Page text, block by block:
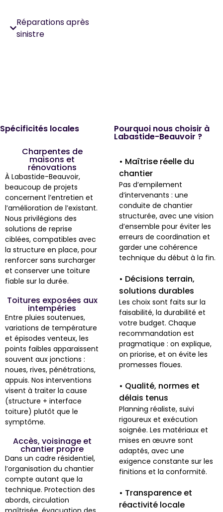
Réparations après
sinistre
Spécificités locales
Charpentes de
maisons et
rénovations
À Labastide-Beauvoir,
beaucoup de projets
concernent l’entretien et
l’amélioration de l’existant.
Nous privilégions des
solutions de reprise
ciblées, compatibles avec
la structure en place, pour
renforcer sans surcharger
et conserver une toiture
fiable sur la durée.
Toitures exposées aux
intempéries
Entre pluies soutenues,
variations de température
et épisodes venteux, les
points faibles apparaissent
souvent aux jonctions :
noues, rives, pénétrations,
appuis. Nos interventions
visent à traiter la cause
(structure + interface
toiture) plutôt que le
symptôme.
Accès, voisinage et
chantier propre
Dans un cadre résidentiel,
l’organisation du chantier
compte autant que la
technique. Protection des
abords, circulation
Pourquoi nous choisir à
Labastide-Beauvoir ?
• Maîtrise réelle du
chantier
Pas d’empilement
d’intervenants : une
conduite de chantier
structurée, avec une vision
d’ensemble pour éviter les
erreurs de coordination et
garder une cohérence
technique du début à la fin.
• Décisions terrain,
solutions durables
Les choix sont faits sur la
faisabilité, la durabilité et
votre budget. Chaque
recommandation est
pragmatique : on explique,
on priorise, et on évite les
promesses floues.
• Qualité, normes et
délais tenus
Planning réaliste, suivi
rigoureux et exécution
soignée. Les matériaux et
mises en œuvre sont
adaptés, avec une
exigence constante sur les
finitions et la conformité.
• Transparence et
réactivité locale